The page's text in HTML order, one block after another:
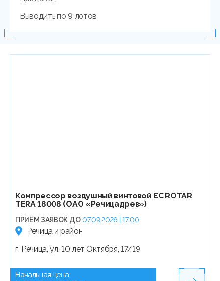
Выводить по 9 лотов
Компрессор воздушный винтовой EC ROTAR
TERA 18008 (ОАО «Речицадрев»)
ПРИЁМ ЗАЯВОК ДО 07.09.2026 | 17:00
Речица и район
г. Речица, ул. 10 лет Октября, 17/19
Начальная цена: